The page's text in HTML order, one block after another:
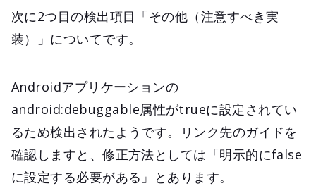
次に2つ目の検出項目「その他（注意すべき実
装）」についてです。
Androidアプリケーションの
android:debuggable属性がtrueに設定されてい
るため検出されたようです。リンク先のガイドを
確認しますと、修正方法としては「明示的にfalse
に設定する必要がある」とあります。